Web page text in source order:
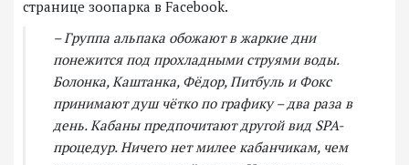
странице зоопарка в Facebook.
– Группа альпака обожают в жаркие дни
понежится под прохладными струями воды.
Болонка, Каштанка, Фёдор, Питбуль и Фокс
принимают душ чётко по графику – два раза в
день. Кабаны предпочитают другой вид SPA-
процедур. Ничего нет милее кабанчикам, чем